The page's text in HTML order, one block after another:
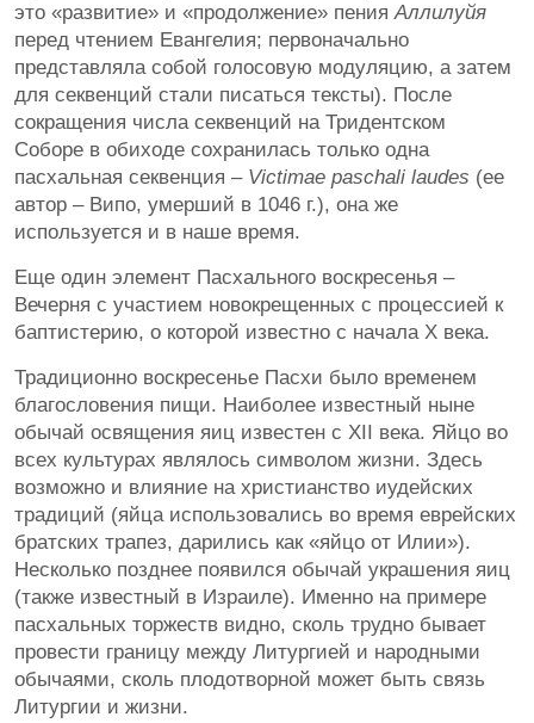
это «развитие» и «продолжение» пенияАллилуйя
перед чтением Евангелия; первоначально
представляла собой голосовую модуляцию, а затем
для секвенций стали писаться тексты). После
сокращения числа секвенций на Тридентском
Соборе в обиходе сохранилась только одна
пасхальная секвенция – Victimae paschali laudes (ее
автор – Випо, умерший в 1046 г.), она же
используется и в наше время.
Еще один элемент Пасхального воскресенья –
Вечерня с участием новокрещенных с процессией к
баптистерию, о которой известно с начала Х века.
Традиционно воскресенье Пасхи было временем
благословения пищи. Наиболее известный ныне
обычай освящения яиц известен с XII века. Яйцо во
всех культурах являлось символом жизни. Здесь
возможно и влияние на христианство иудейских
традиций (яйца использовались во время еврейских
братских трапез, дарились как «яйцо от Илии»).
Несколько позднее появился обычай украшения яиц
(также известный в Израиле). Именно на примере
пасхальных торжеств видно, сколь трудно бывает
провести границу между Литургией и народными
обычаями, сколь плодотворной может быть связь
Литургии и жизни.